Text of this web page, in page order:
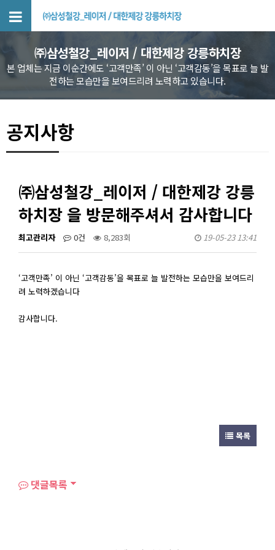
㈜삼성철강_레이저 / 대한제강 강릉하치장
본 업체는 지금 이순간에도 ‘고객만족’ 이 아닌 ‘고객감동’을 목표로 늘 발
전하는 모습만을 보여드리려 노력하고 있습니다.
공지사항
㈜삼성철강_레이저 / 대한제강 강릉
하치장 을 방문해주셔서 감사합니다
최고관리자 0건 8,283회 19-05-23 13:41
‘고객만족’ 이 아닌 ‘고객감동’을 목표로 늘 발전하는 모습만을 보여드리
려 노력하겠습니다
감사합니다.
목록
댓글목록
_레이저 / 대…